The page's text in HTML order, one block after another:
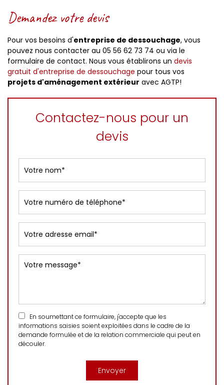
Demandez votre devis
Pour vos besoins d'entreprise de dessouchage, vous
pouvez nous contacter au 05 56 62 73 74 ou via le
formulaire de contact. Nous vous établirons un devis
gratuit d'entreprise de dessouchage pour tous vos
projets d'aménagement extérieur avec AGTP!
Contactez-nous pour un
devis
En soumettant ce formulaire, j'accepte que les
informations saisies soient exploitées dans le cadre de la
demande formulée et de la relation commerciale qui peut en
découler.